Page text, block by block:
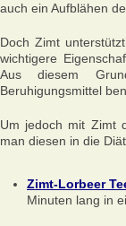
auch ein Aufblähen
Doch Zimt
wichtigere
Aus diesem
Beruhigungsmittel
Um jedoch mit Zimt
man diesen in die
Zimt-Lorbeer
Minuten lang in